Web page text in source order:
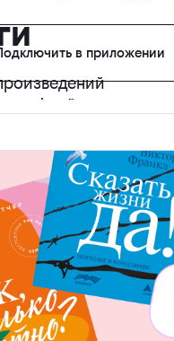
офлайн
в приложении